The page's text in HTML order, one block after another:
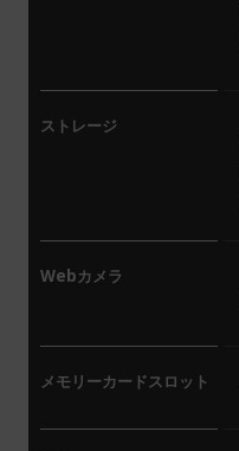
ストレージ
Webカメラ
メモリーカードスロット